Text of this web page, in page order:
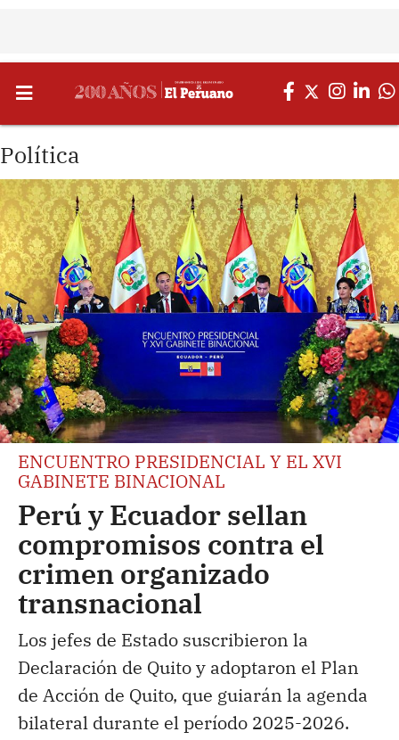
Política
ENCUENTRO PRESIDENCIAL Y EL XVI
GABINETE BINACIONAL
Perú y Ecuador sellan
compromisos contra el
crimen organizado
transnacional
Los jefes de Estado suscribieron la
Declaración de Quito y adoptaron el Plan
de Acción de Quito, que guiarán la agenda
bilateral durante el período 2025-2026.